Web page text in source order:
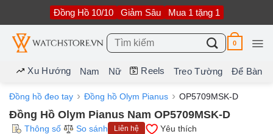
nội
dung
Đồng Hồ 10/10 Giảm Sâu Mua 1 tặng 1
Tìm
kiếm:
0
Xu Hướng Nam Nữ Reels Treo Tường Để Bàn
Đồng hồ đeo tay Đồng hồ Olym Pianus OP5709MSK-D
Đồng Hồ Olym Pianus Nam OP5709MSK-D
Thông số So sánh Liên hệ Yêu thích